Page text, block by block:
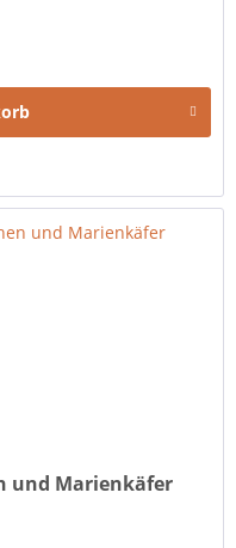
und Marienkäfer